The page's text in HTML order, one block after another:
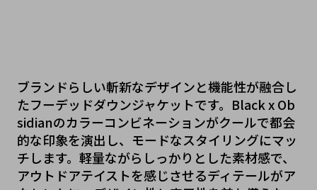
ブランドらしい斬新なデザインと機能性が融合し
たフーデッドダウンジャケットです。Black x Ob
sidianのカラーコンビネーションがクールで都会
的な印象を演出し、モードなスタイリングにマッ
チします。軽量ながらしっかりとした素材感で、
アウトドアテイストを感じさせるディテールがア